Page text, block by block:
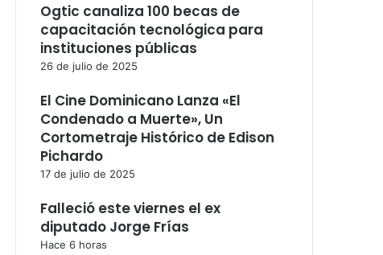
Ogtic canaliza 100 becas de
capacitación tecnológica para
instituciones públicas
26 de julio de 2025
El Cine Dominicano Lanza «El
Condenado a Muerte», Un
Cortometraje Histórico de Edison
Pichardo
17 de julio de 2025
Falleció este viernes el ex
diputado Jorge Frías
Hace 6 horas